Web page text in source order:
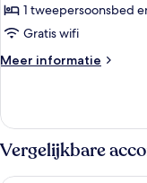
1 tweepersoonsbed
Gratis wifi
Meer informatie
Meer
Room
Terrace
Vergelijkbare